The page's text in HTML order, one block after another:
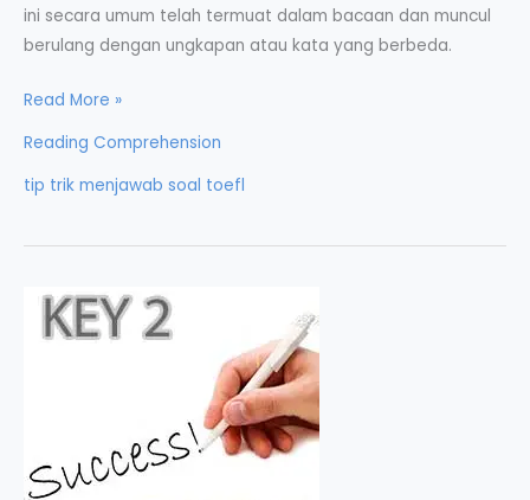
ini secara umum telah termuat dalam bacaan dan muncul
berulang dengan ungkapan atau kata yang berbeda.
Tip
Menjawab
Soal
Reading
Read More »
Reading Comprehension
tip trik menjawab soal toefl